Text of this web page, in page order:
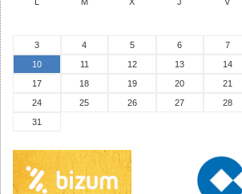
3
4 5 6 7
10
11 12 13 14
17
18 19 20 21
24
25 26 27 28
31